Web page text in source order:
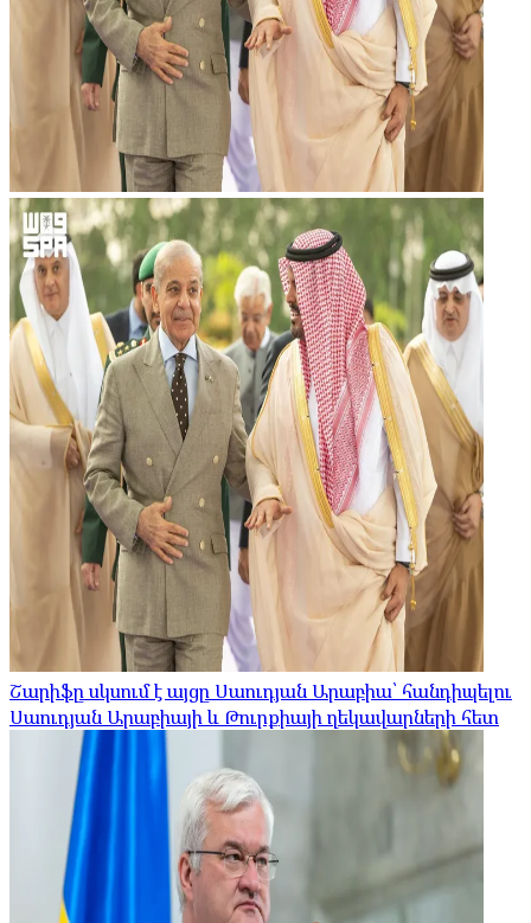
Շարիֆը սկսում է այցը Սաուդյան Արաբիա՝ հանդիպելու
Սաուդյան Արաբիայի և Թուրքիայի ղեկավարների հետ